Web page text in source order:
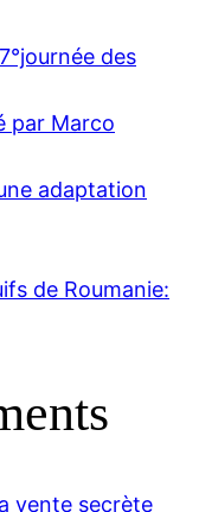
des
par Marco
adaptation
de Roumanie:
vente secrète